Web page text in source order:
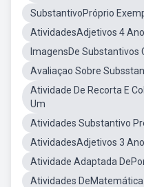
SubstantivoPróprio
AtividadesAdjetivos 4 Ano
ImagensDe Substantivos
Avaliaçao Sobre
Atividade De Recorta E
Um
Atividades Substantivo
AtividadesAdjetivos 3 Ano
Atividade Adaptada
Atividades